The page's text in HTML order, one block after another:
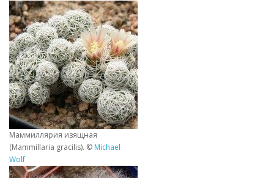
Маммиллярия изящная
(Mammillaria gracilis). © Michael
Wolf